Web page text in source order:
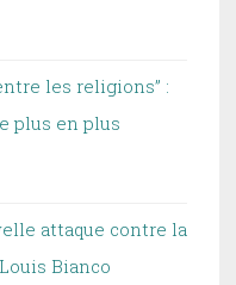
les religions” :
plus en plus
attaque contre la
Bianco